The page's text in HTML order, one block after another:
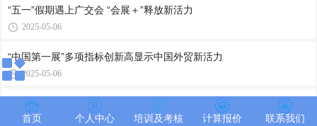
“五一”假期遇上广交会 “会展＋”释放新活力
2025-05-06
“中国第一展”多项指标创新高显示中国外贸新活力
2025-05-06
“外贸优品中华行”广州站在广交会启动
2025-05-05
首页 个人中心 培训及考核 计算报价 联系我们